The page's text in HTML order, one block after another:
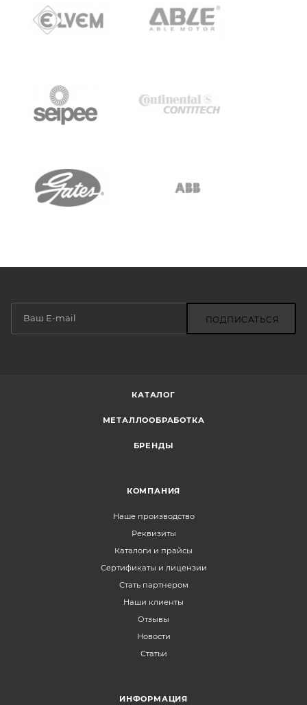
ПОДПИСАТЬСЯ
КАТАЛОГ
МЕТАЛЛООБРАБОТКА
БРЕНДЫ
КОМПАНИЯ
Наше производство
Реквизиты
Каталоги и прайсы
Сертификаты и лицензии
Стать партнером
Наши клиенты
Отзывы
Новости
Статьи
ИНФОРМАЦИЯ